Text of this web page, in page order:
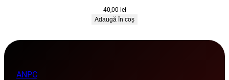
40,00 lei
Adaugă în coș
ANPC